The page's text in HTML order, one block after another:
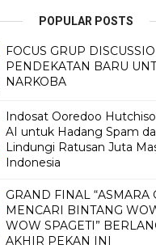
POPULAR POSTS
FOCUS GRUP
PENDEKATAN BARU
NARKOBA
Indosat Ooredoo
AI untuk Hadang Spam
Lindungi Ratusan Juta
Indonesia
GRAND FINAL “ASMARA
MENCARI BINTANG
WOW SPAGETI”
AKHIR PEKAN INI